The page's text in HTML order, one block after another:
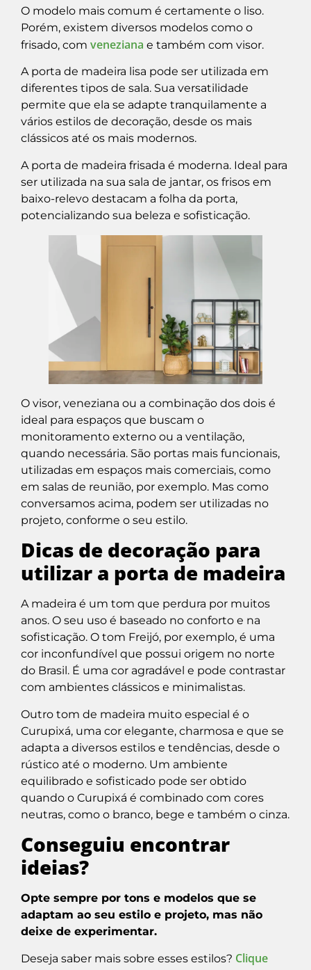
O modelo mais comum é certamente o liso.
Porém, existem diversos modelos como o
frisado, com veneziana e também com visor.
A porta de madeira lisa pode ser utilizada em
diferentes tipos de sala. Sua versatilidade
permite que ela se adapte tranquilamente a
vários estilos de decoração, desde os mais
clássicos até os mais modernos.
A porta de madeira frisada é moderna. Ideal para
ser utilizada na sua sala de jantar, os frisos em
baixo-relevo destacam a folha da porta,
potencializando sua beleza e sofisticação.
O visor, veneziana ou a combinação dos dois é
ideal para espaços que buscam o
monitoramento externo ou a ventilação,
quando necessária. São portas mais funcionais,
utilizadas em espaços mais comerciais, como
em salas de reunião, por exemplo. Mas como
conversamos acima, podem ser utilizadas no
projeto, conforme o seu estilo.
Dicas de decoração para
utilizar a porta de madeira
A madeira é um tom que perdura por muitos
anos. O seu uso é baseado no conforto e na
sofisticação. O tom Freijó, por exemplo, é uma
cor inconfundível que possui origem no norte
do Brasil. É uma cor agradável e pode contrastar
com ambientes clássicos e minimalistas.
Outro tom de madeira muito especial é o
Curupixá, uma cor elegante, charmosa e que se
adapta a diversos estilos e tendências, desde o
rústico até o moderno. Um ambiente
equilibrado e sofisticado pode ser obtido
quando o Curupixá é combinado com cores
neutras, como o branco, bege e também o cinza.
Conseguiu encontrar
ideias?
Opte sempre por tons e modelos que se
adaptam ao seu estilo e projeto, mas não
deixe de experimentar.
Deseja saber mais sobre esses estilos? Clique